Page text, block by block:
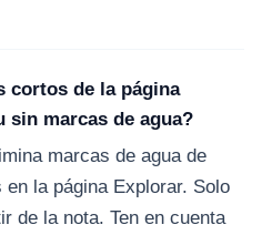
cortos de la página
sin marcas de agua?
marcas de agua de
la página Explorar. Solo
de la nota. Ten en cuenta